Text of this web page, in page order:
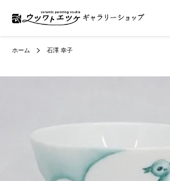
ホーム 石澤 幸子